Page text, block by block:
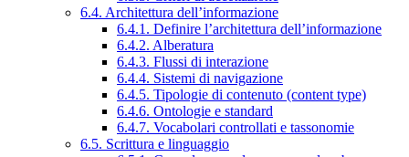
6.4. Architettura dell’informazione
6.4.1. Definire l’architettura dell’informazione
6.4.2. Alberatura
6.4.3. Flussi di interazione
6.4.4. Sistemi di navigazione
6.4.5. Tipologie di contenuto (content type)
6.4.6. Ontologie e standard
6.4.7. Vocabolari controllati e tassonomie
6.5. Scrittura e linguaggio